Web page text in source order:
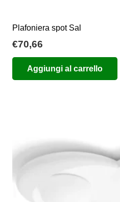
Plafoniera spot Sal
€70,66
Aggiungi al carrello